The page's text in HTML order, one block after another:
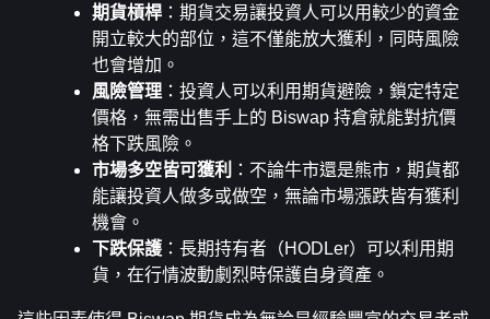
期貨槓桿 ：期貨交易讓投資人可以用較少的資金
開立較大的部位，這不僅能放大獲利，同時風險
也會增加。
風險管理 ：投資人可以利用期貨避險，鎖定特定
價格，無需出售手上的 Biswap 持倉就能對抗價
格下跌風險。
市場多空皆可獲利
：不論牛市還是熊市，期貨都
能讓投資人做多或做空，無論市場漲跌皆有獲利
機會。
下跌保護 ：長期持有者（HODLer）可以利用期
貨，在行情波動劇烈時保護自身資產。